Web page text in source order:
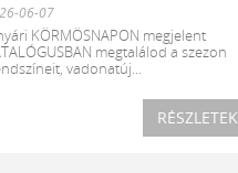
06-07
KÖRMÖSNAPON megjelent
megtalálod a szezon
vadonatúj...
RÉSZLETEK